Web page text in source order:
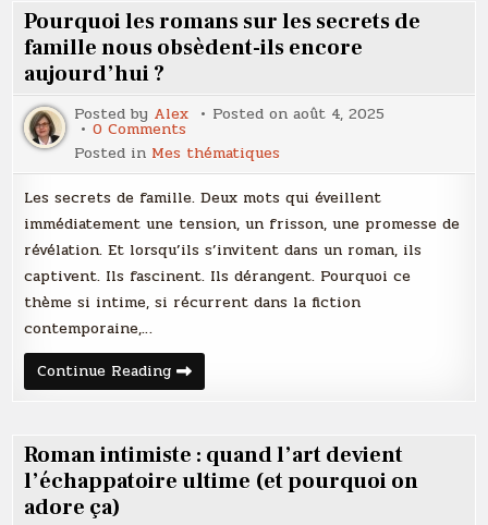
pourquoi
on
les
aime
détestables)
Pourquoi les romans sur les secrets de
famille nous obsèdent-ils encore
aujourd’hui ?
Posted by Alex Posted onaoût 4, 2025
0 Comments
Pourquoi
les
romans
sur
les
secrets
de
famille
obsèdent-
ils
encore
Posted in Mes thématiques
Les secrets de famille. Deux mots qui éveillent
immédiatement une tension, un frisson, une promesse de
révélation. Et lorsqu’ils s’invitent dans un roman, ils
captivent. Ils fascinent. Ils dérangent. Pourquoi ce
thème si intime, si récurrent dans la fiction
contemporaine,…
Continue ReadingPourquoi
les
secrets
de
famille
nous
Roman intimiste : quand l’art devient
l’échappatoire ultime (et pourquoi on
adore ça)